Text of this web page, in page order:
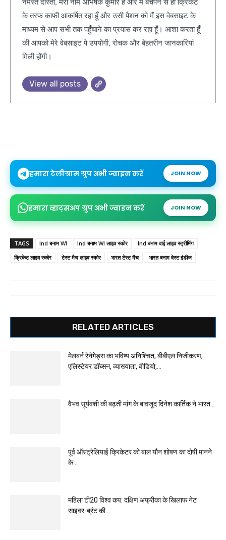
के तरफ काफी आकर्षित रहा हूँ और उसी पैशन को मैं इस वेबसाइट के
माध्यम से आप सभी तक पहुँचाने का प्रयास कर रहा हूँ। आशा करता हूँ
की आपको मेरे वेबसाइट पे उपयोगी, रोचक और बेहतरीन जानकारियां
मिली होंगी।
View all posts
हमारा टेलीग्राम ग्रुप अभी ज्वाइन करें JOIN NOW
हमारा व्हाट्सअप ग्रुप अभी ज्वाइन करें JOIN NOW
TAGS Ind बनाम WI Ind बनाम WI लाइव स्कोर
Ind बनाम वाई लाइव स्ट्रीमिंग
क्रिकेट लाइव स्कोर
टेस्ट मैच लाइव स्कोर भारत टेस्ट मैच भारत बनाम वेस्ट इंडीज
RELATED ARTICLES
मेलबर्न रेनेगेड्स का भविष्य अनिश्चित, बीबीएल निजीकरण,
एलिस्टेयर डॉब्सन, व्याख्याता, वीडियो,...
वैभव सूर्यवंशी की बढ़ती मांग के बावजूद दिनेश कार्तिक ने भारत...
पूर्व ऑस्ट्रेलियाई क्रिकेटर को बाल यौन शोषण का दोषी मानने
के...
महिला टी20 विश्व कप: दक्षिण अफ्रीका के खिलाफ नेट
साइवर-ब्रंट की...